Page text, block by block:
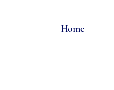
Home